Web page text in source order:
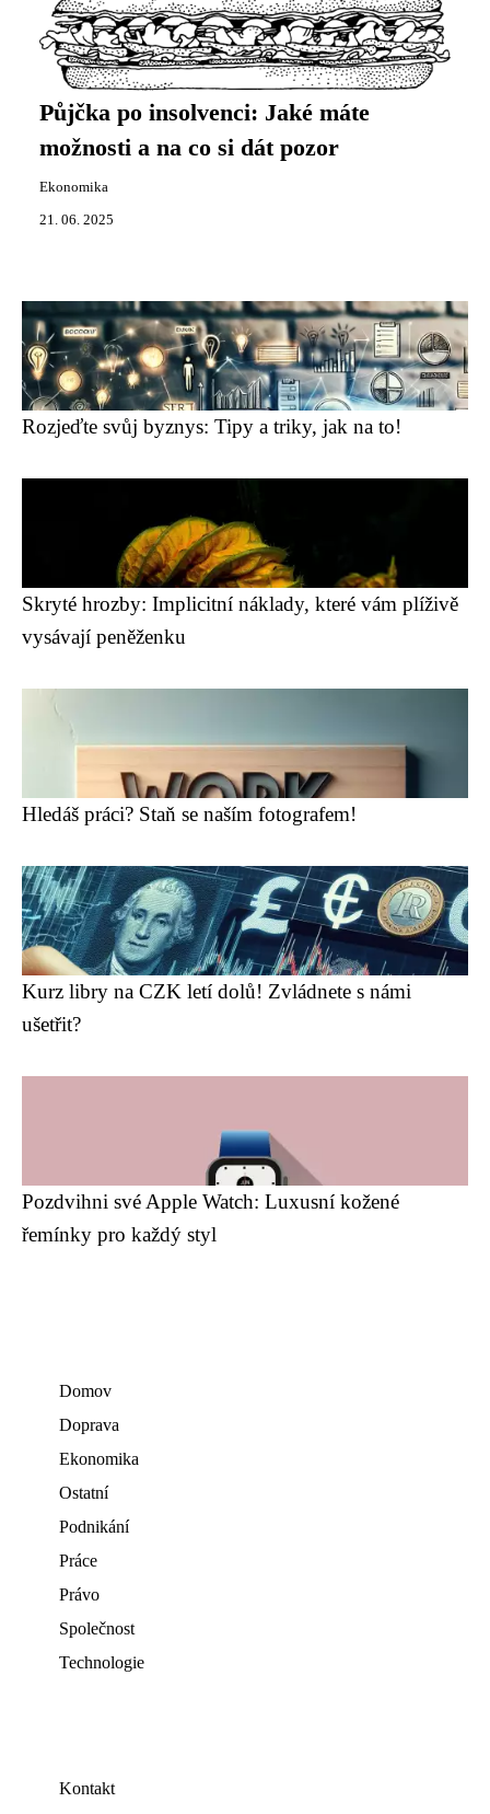
Půjčka po insolvenci: Jaké máte
možnosti a na co si dát pozor
Ekonomika
21. 06. 2025
Rozjeďte svůj byznys: Tipy a triky, jak na to!
Skryté hrozby: Implicitní náklady, které vám plíživě
vysávají peněženku
Hledáš práci? Staň se naším fotografem!
Kurz libry na CZK letí dolů! Zvládnete s námi
ušetřit?
Pozdvihni své Apple Watch: Luxusní kožené
řemínky pro každý styl
Domov
Doprava
Ekonomika
Ostatní
Podnikání
Práce
Právo
Společnost
Technologie
Kontakt